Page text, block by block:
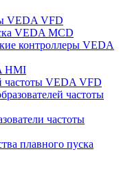
VEDA VFD
VEDA MCD
контроллеры VEDA
HMI
частоты VEDA VFD
частоты
частоты
плавного пуска